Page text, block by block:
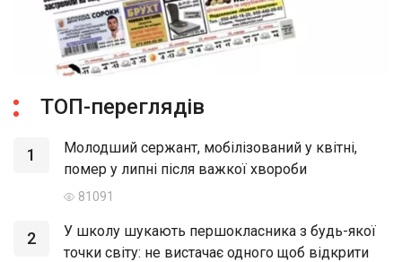
ТОП-переглядів
1
Молодший сержант, мобілізований у квітні,
помер у липні після важкої хвороби
81091
2
У школу шукають першокласника з будь-якої
точки світу: не вистачає одного щоб відкрити